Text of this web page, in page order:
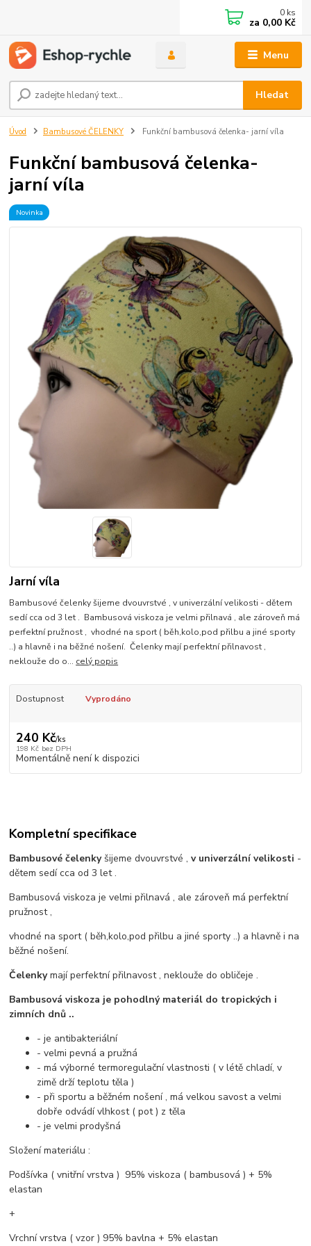
Menu
Hledat
0 ks
za 0,00 Kč
Úvod Bambusové ČELENKY Funkční bambusová čelenka- jarní víla
Funkční bambusová čelenka-
jarní víla
Novinka
Jarní víla
Bambusové čelenky šijeme dvouvrstvé , v univerzální velikosti - dětem
sedí cca od 3 let . Bambusová viskoza je velmi přilnavá , ale zároveň má
perfektní pružnost , vhodné na sport ( běh,kolo,pod přilbu a jiné sporty
..) a hlavně i na běžné nošení. Čelenky mají perfektní přilnavost ,
neklouže do o... celý popis
Dostupnost Vyprodáno
240 Kč/ks
198 Kč bez DPH
Momentálně není k dispozici
Kompletní specifikace
Bambusové čelenky šijeme dvouvrstvé ,v univerzální velikosti -
dětem sedí cca od 3 let .
Bambusová viskoza je velmi přilnavá , ale zároveň má perfektní
pružnost ,
vhodné na sport ( běh,kolo,pod přilbu a jiné sporty ..) a hlavně i na
běžné nošení.
Čelenkymají perfektní přilnavost , neklouže do obličeje .
Bambusová viskoza je pohodlný materiál do tropických i
zimních dnů ..
- je antibakteriální
- velmi pevná a pružná
- má výborné termoregulační vlastnosti ( v létě chladí, v
zimě drží teplotu těla )
- při sportu a běžném nošení , má velkou savost a velmi
dobře odvádí vlhkost ( pot ) z těla
- je velmi prodyšná
Složení materiálu :
Podšívka ( vnitřní vrstva ) 95% viskoza ( bambusová ) + 5%
elastan
+
Vrchní vrstva ( vzor ) 95% bavlna + 5% elastan